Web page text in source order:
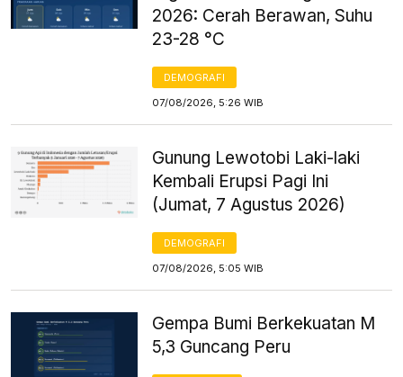
2026: Cerah Berawan, Suhu
23-28 °C
DEMOGRAFI
07/08/2026, 5:26 WIB
Gunung Lewotobi Laki-laki
Kembali Erupsi Pagi Ini
(Jumat, 7 Agustus 2026)
DEMOGRAFI
07/08/2026, 5:05 WIB
Gempa Bumi Berkekuatan M
5,3 Guncang Peru